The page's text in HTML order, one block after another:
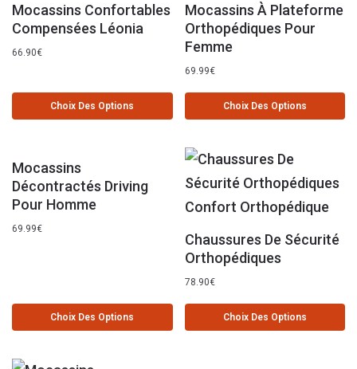
Mocassins Confortables
Compensées Léonia
66.90€
Choix Des Options
Mocassins À Plateforme
Orthopédiques Pour
Femme
69.99€
Choix Des Options
Mocassins
Décontractés Driving
Pour Homme
69.99€
Choix Des Options
Chaussures De Sécurité
Orthopédiques
78.90€
Choix Des Options